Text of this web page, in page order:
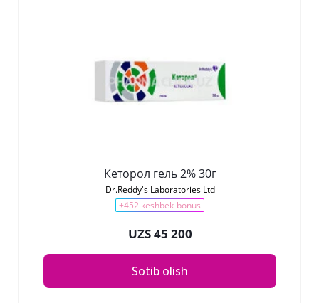
Кеторол гель 2% 30г
Dr.Reddy's Laboratories Ltd
+452 keshbek-bonus
UZS 45 200
Sotib olish